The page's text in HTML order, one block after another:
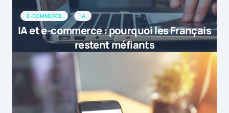
E-COMMERCE IA
IA et e-commerce : pourquoi les Français
restent méfiants